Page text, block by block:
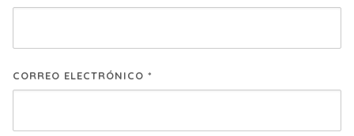
CORREO ELECTRÓNICO *